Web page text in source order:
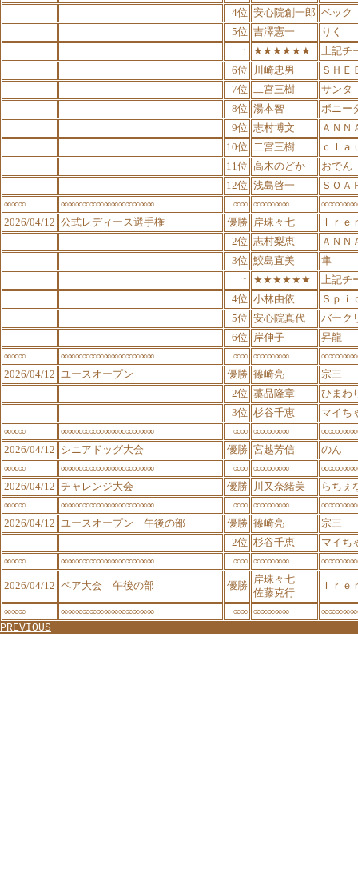
4位 安心院創一郎 ベック
5位 吉澤憲一
りく
↑
★★★★★★
上記チ
6位
川崎忠男
ＳＨＥ
7位 二宮三樹
サンタ
8位 湯本智
ボニー
9位 志村博文
ＡＮＮ
10位 二宮三樹
ｃｌａ
11位
高木のどか
おでん
12位 浅島啓一
ＳＯＡ
∞∞∞
∞∞∞∞∞∞∞∞∞∞∞∞∞ ∞∞ ∞∞∞∞∞
2026/04/12 公式レディース選手権 優勝 岸珠々七
Ｉｒｅ
2位 志村梨恵
ＡＮＮ
3位 鮫島直美
隼
↑
★★★★★★
上記チ
4位 小林由依
Ｓｐｉ
5位 安心院真代
バーク
6位
岸伸子
昇龍
∞∞∞
∞∞∞∞∞∞∞∞∞∞∞∞∞ ∞∞ ∞∞∞∞∞
2026/04/12 ユースオープン 優勝 篠崎亮
宗三
2位 藁品隆章
ひまわ
3位 杉谷千恵
マイち
∞∞∞
∞∞∞∞∞∞∞∞∞∞∞∞∞ ∞∞ ∞∞∞∞∞
2026/04/12
シニアドッグ大会 優勝 宮越芳信
のん
∞∞∞
∞∞∞∞∞∞∞∞∞∞∞∞∞ ∞∞ ∞∞∞∞∞
2026/04/12 チャレンジ大会 優勝 川又奈緒美
らちぇ
∞∞∞
∞∞∞∞∞∞∞∞∞∞∞∞∞ ∞∞ ∞∞∞∞∞
2026/04/12 ユースオープン 午後の部 優勝 篠崎亮
宗三
2位 杉谷千恵
マイち
∞∞∞
∞∞∞∞∞∞∞∞∞∞∞∞∞ ∞∞ ∞∞∞∞∞
2026/04/12 ペア大会 午後の部 優勝
岸珠々七
佐藤克行
Ｉｒｅ
∞∞∞ ∞∞∞∞∞∞∞∞∞∞∞∞∞ ∞∞ ∞∞∞∞∞
PREVIOUS